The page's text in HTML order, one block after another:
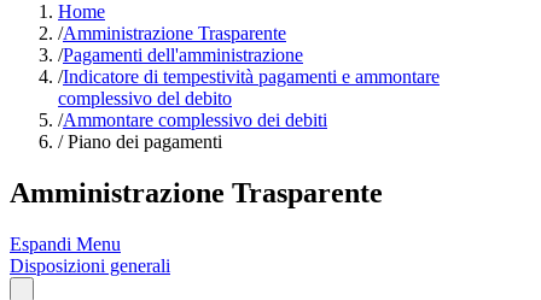
Home
/Amministrazione Trasparente
/Pagamenti dell'amministrazione
/Indicatore di tempestività pagamenti e ammontare
complessivo del debito
/Ammontare complessivo dei debiti
/Piano dei pagamenti
Amministrazione Trasparente
Espandi Menu
Disposizioni generali